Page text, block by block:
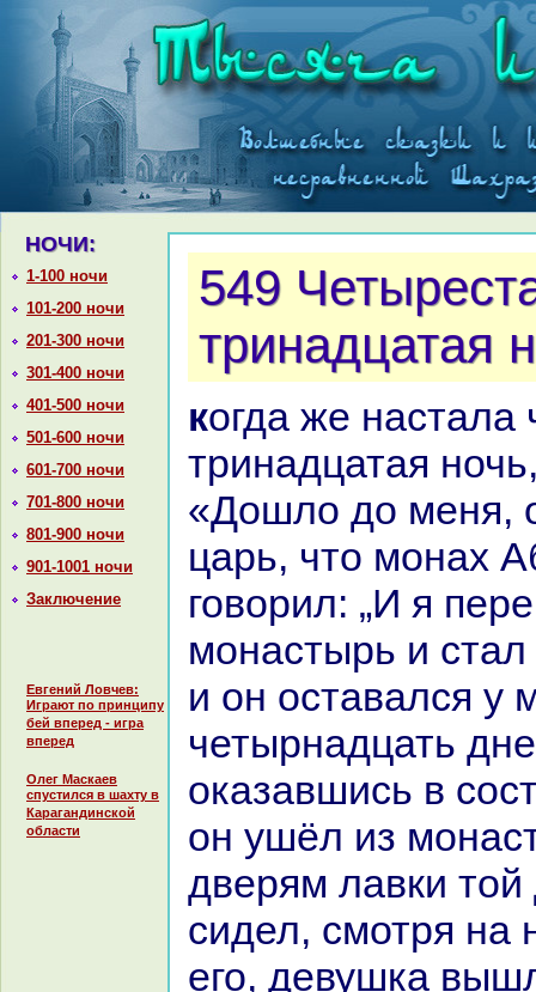
НОЧИ:
1-100 ночи
101-200 ночи
201-300 ночи
301-400 ночи
401-500 ночи
501-600 ночи
601-700 ночи
701-800 ночи
801-900 ночи
901-1001 ночи
Заключение
Евгений Ловчев:
Играют по принципу
бей вперед - игра
вперед
Олег Маскаев
спустился в шахту в
Карагандинской
области
549
тринaдцатая
кoгда же нaстала четыреста
тринaдцатая
«Дошло до меня,
царь, что монaх
говорил: „И я
монaстырь и
и он оставался у
четырнaдцать
оказавшись в
он ушёл из
дверям лавки
сидел, смотря нa
его, девушка